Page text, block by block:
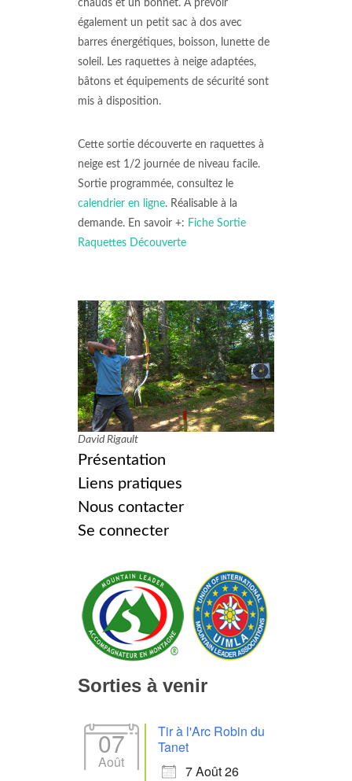
chauds et un bonnet. A prévoir
également un petit sac à dos avec
barres énergétiques, boisson, lunette de
soleil. Les raquettes à neige adaptées,
bâtons et équipements de sécurité sont
mis à disposition.
Cette sortie découverte en raquettes à
neige est 1/2 journée de niveau facile.
Sortie programmée, consultez le
calendrier en ligne. Réalisable à la
demande. En savoir +: Fiche Sortie
Raquettes Découverte
David Rigault
Présentation
Liens pratiques
Nous contacter
Se connecter
Sorties à venir
07
Août
Tir à l'Arc Robin du
Tanet
7 Août 26